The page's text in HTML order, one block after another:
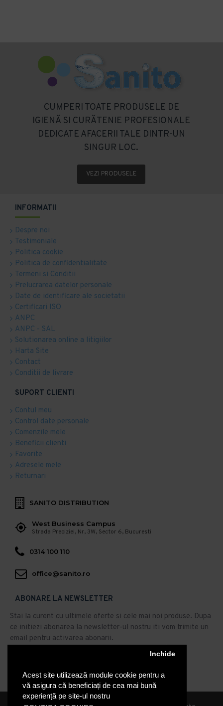
Acest site utilizează module cookie pentru a
vă asigura că beneficiați de cea mai bună
experiență pe site-ul nostru
Inchide
CUMPERI TOATE PRODUSELE DE
IGIENĂ SI CURĂTENIE PROFESIONALE
DEDICATE AFACERII TALE DINTR-UN
SINGUR LOC.
VEZI PRODUSELE
INFORMATII
Despre noi
Testimoniale
Politica cookie
Politica de confidentialitate
Termeni si Conditii
Prelucrarea datelor personale
Date de identificare ale societatii
Certificari ISO
ANPC
ANPC - SAL
Solutionarea online a litigiilor
Harta Site
Contact
Conditii de livrare
SUPORT CLIENTI
Contul meu
Control date personale
Comenzile mele
Beneficii clienti
Favorite
Adresele mele
Returnari
SANITO DISTRIBUTION
West Business Campus
Strada Preciziei, Nr, 3W, Sector 6, Bucuresti
0314 100 110
office@sanito.ro
ABONARE LA NEWSLETTER
Stai la curent cu ultimele oferte si cele mai noi produse. Dupa
ce initiezi abonarea la newsletter-ul nostru iti vom trimite un
email pentru activarea abonarii.
Abonare
Am citit şi sunt de acord cu Politica de Confidentialitate